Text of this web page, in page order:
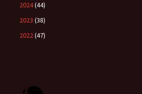
2024(44)
2023 (38)
2022(47)